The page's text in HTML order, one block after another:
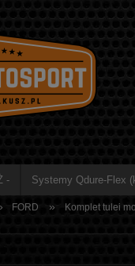
- Systemy Qdure-Flex
FORD » Komplet tulei